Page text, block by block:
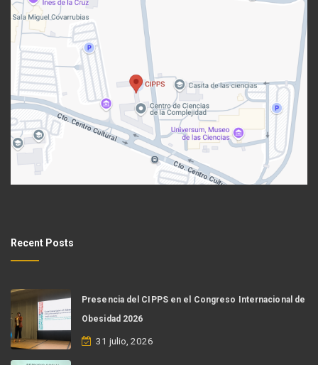
Recent Posts
Presencia del CIPPS en el Congreso Internacional de
Obesidad 2026
31 julio, 2026